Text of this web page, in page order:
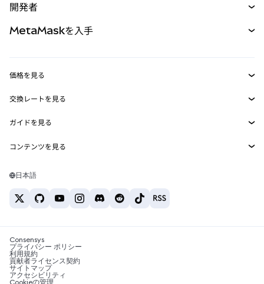
パーペチュアル
RWA
開発者
MetaMask Connect
Snaps
Web3サービス
MetaMaskを入手
セキュリティ
サポート
キャリア
お問い合わせ
価格を見る
イーサリアムの価格
Solanaの価格
Tetherの価格
交換レートを見る
ETH→USD
USDT→INR
BTC→INR
ETH→USDT
ガイドを見る
ETHの購入
USDTの購入
SHIBの購入
BNBの購入
コンテンツを見る
Solanaウォレット
税制関連ニュース
暗号資産の購入方法は？
ビットコインを売るには？
日本語
Consensys
プライバシー ポリシー
利用規約
貢献者ライセンス契約
サイトマップ
アクセシビリティ
Cookieの管理